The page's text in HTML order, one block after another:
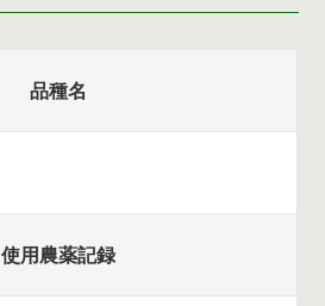
品種名
使用農薬記録